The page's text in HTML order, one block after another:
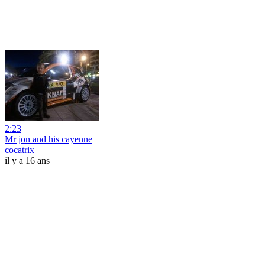
2:23
Mr jon and his cayenne
cocatrix
il y a 16 ans